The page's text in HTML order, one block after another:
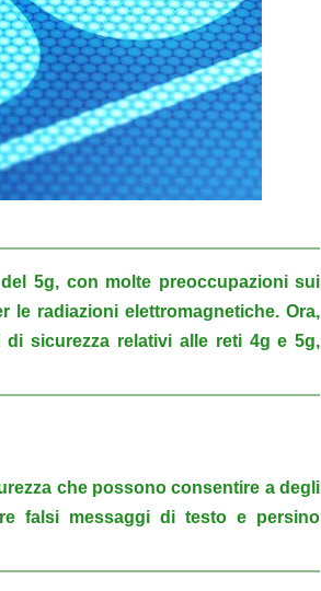
5g, con molte preoccupazioni sui
le radiazioni elettromagnetiche.Ora,
sicurezza relativi alle reti 4g e 5g,
che possono consentire a degli
falsi messaggi di testo e persino